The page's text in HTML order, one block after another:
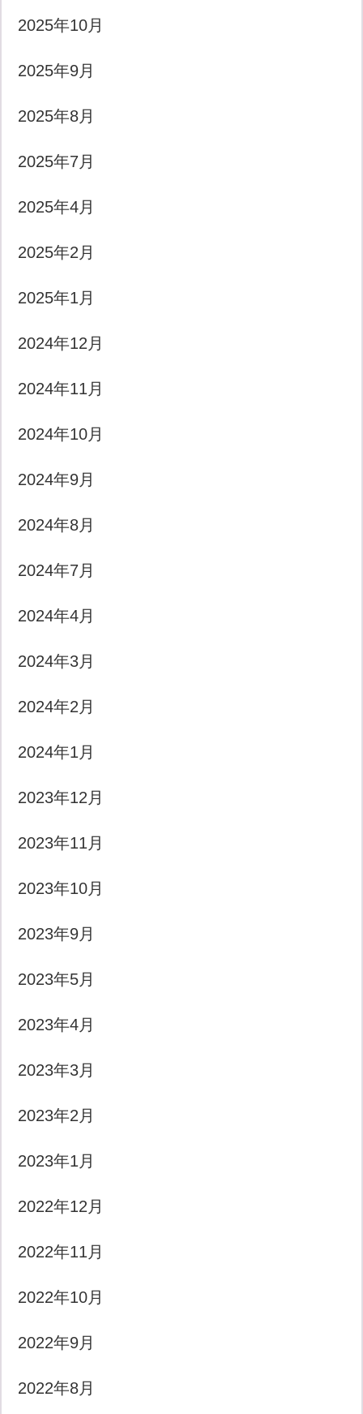
2025年10月
2025年9月
2025年8月
2025年7月
2025年4月
2025年2月
2025年1月
2024年12月
2024年11月
2024年10月
2024年9月
2024年8月
2024年7月
2024年4月
2024年3月
2024年2月
2024年1月
2023年12月
2023年11月
2023年10月
2023年9月
2023年5月
2023年4月
2023年3月
2023年2月
2023年1月
2022年12月
2022年11月
2022年10月
2022年9月
2022年8月